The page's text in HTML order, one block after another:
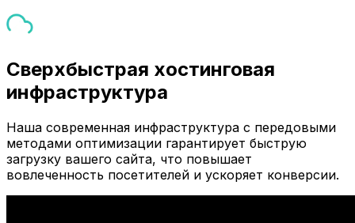
Сверхбыстрая хостинговая
инфраструктура
Наша современная инфраструктура с передовыми
методами оптимизации гарантирует быструю
загрузку вашего сайта, что повышает
вовлеченность посетителей и ускоряет конверсии.